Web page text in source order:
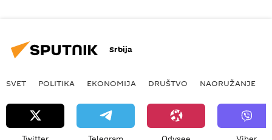
Srbija
SVET POLITIKA EKONOMIJA DRUŠTVO NAORUŽANJE